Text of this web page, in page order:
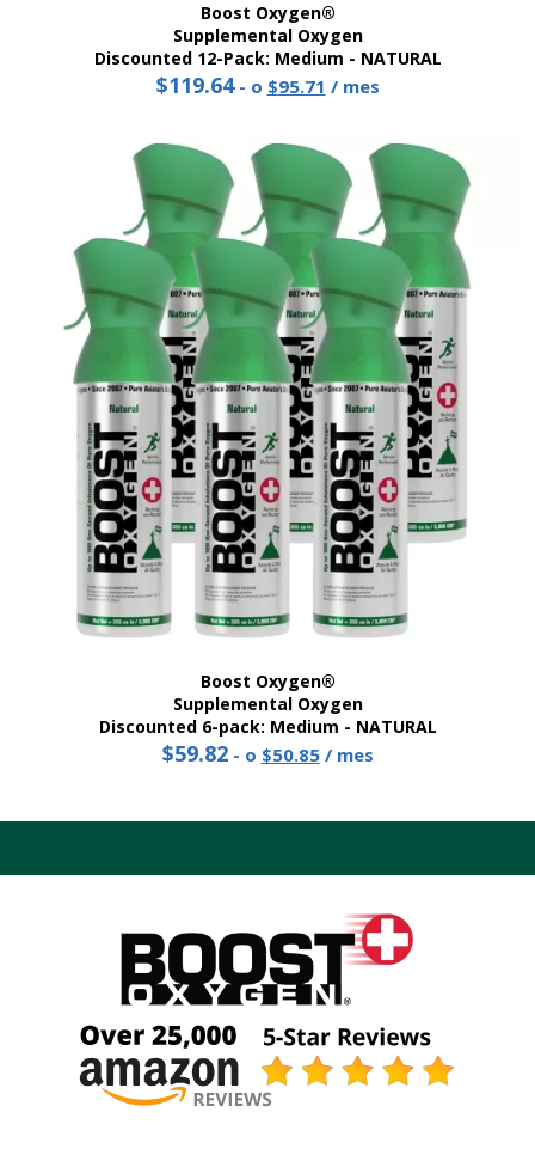
Boost Oxygen®
Supplemental Oxygen
Discounted 12-Pack: Medium - NATURAL
$119.64 - o Precio
$95.71 El
es:
95,71
dólares.
/ mes
Boost Oxygen®
Supplemental Oxygen
Discounted 6-pack: Medium - NATURAL
$59.82 - o Precio
dólares.
$50.85El
es:
dólares.
/ mes